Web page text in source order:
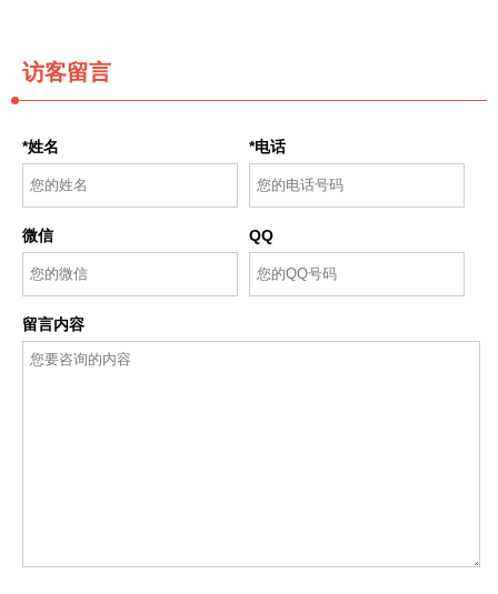
访客留言
*姓名 *电话
微信 QQ
留言内容